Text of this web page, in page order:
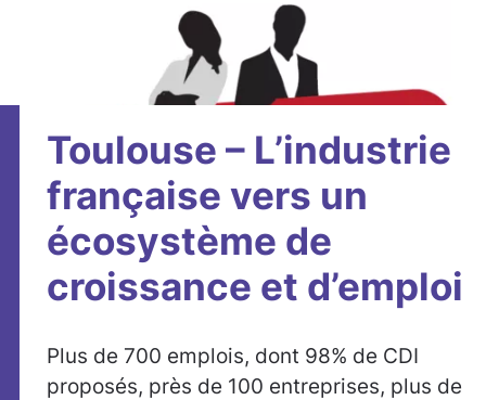
Toulouse – L’industrie
française vers un
écosystème de
croissance et d’emploi
Plus de 700 emplois, dont 98% de CDI
proposés, près de 100 entreprises, plus de